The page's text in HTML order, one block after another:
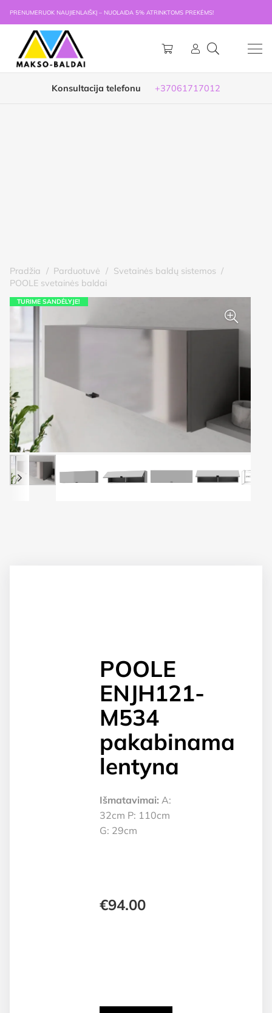
PRENUMERUOK NAUJIENLAIŠKĮ – NUOLAIDA 5% ATRINKTOMS PREKĖMS!
Konsultacija telefonu +37061717012
Pradžia / Parduotuvė / Svetainės baldų sistemos /
POOLE svetainės baldai
TURIME SANDĖLYJE!
POOLE
ENJH121-
M534
pakabinama
lentyna
Išmatavimai: A:
32cm P: 110cm
G: 29cm
€94.00